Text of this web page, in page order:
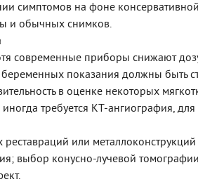
симптомов на фоне
и обычных снимков.
современные приборы снижают
беременных показания должны быть
в оценке некоторых
требуется КТ‑ангиография,
или
выбор конусно‑лучевой